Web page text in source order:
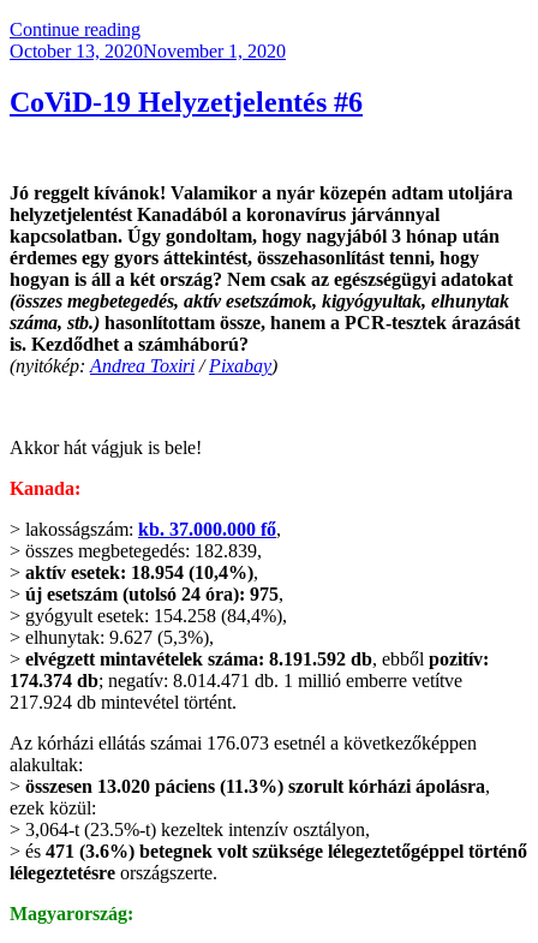
Continue reading“Hazudik,
Ferdít
Csúsztat
…”
Posted
October 13, 2020November 1, 2020
CoViD-19 Helyzetjelentés #6
Jó reggelt kívánok! Valamikor a nyár közepén adtam utoljára
helyzetjelentést Kanadából a koronavírus járvánnyal
kapcsolatban. Úgy gondoltam, hogy nagyjából 3 hónap után
érdemes egy gyors áttekintést, összehasonlítást tenni, hogy
hogyan is áll a két ország? Nem csak az egészségügyi adatokat
(összes megbetegedés, aktív esetszámok, kigyógyultak, elhunytak
száma, stb.) hasonlítottam össze, hanem a PCR-tesztek árazását
is. Kezdődhet a számháború?
(nyitókép:Andrea Toxiri/Pixabay)
Akkor hát vágjuk is bele!
Kanada:
> lakosságszám: kb. 37.000.000 fő,
> összes megbetegedés: 182.839,
> aktív esetek: 18.954 (10,4%),
> új esetszám (utolsó 24 óra): 975,
> gyógyult esetek: 154.258 (84,4%),
> elhunytak: 9.627 (5,3%),
> elvégzett mintavételek száma: 8.191.592 db, ebből pozitív:
174.374 db; negatív: 8.014.471 db. 1 millió emberre vetítve
217.924 db mintevétel történt.
Az kórházi ellátás számai 176.073 esetnél a következőképpen
alakultak:
> összesen 13.020 páciens (11.3%) szorult kórházi ápolásra,
ezek közül:
> 3,064-t (23.5%-t) kezeltek intenzív osztályon,
> és 471 (3.6%) betegnek volt szüksége lélegeztetőgéppel történő
lélegeztetésre országszerte.
Magyarország: